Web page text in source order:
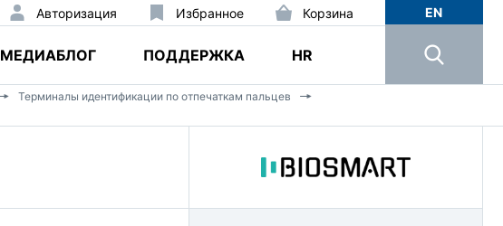
Избранное
Авторизация Корзина
МЕДИАБЛОГ ПОДДЕРЖКА HR
EN
Терминалы идентификации по отпечаткам пальцев